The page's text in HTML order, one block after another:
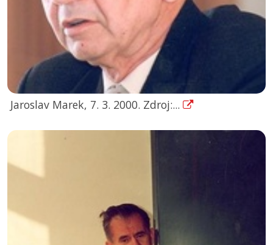
Jaroslav Marek, 7. 3. 2000. Zdroj:...